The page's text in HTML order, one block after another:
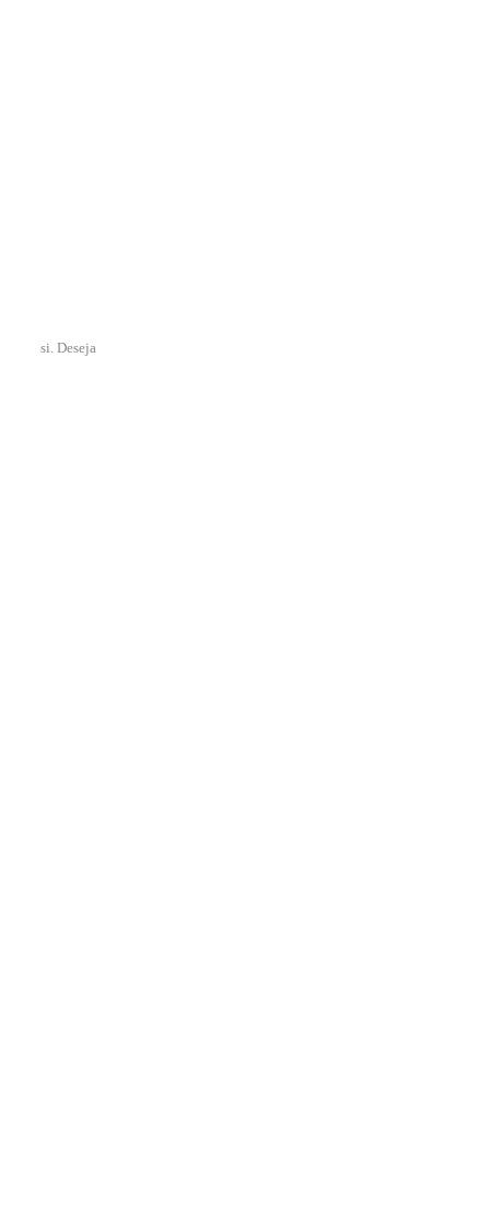
si. Deseja